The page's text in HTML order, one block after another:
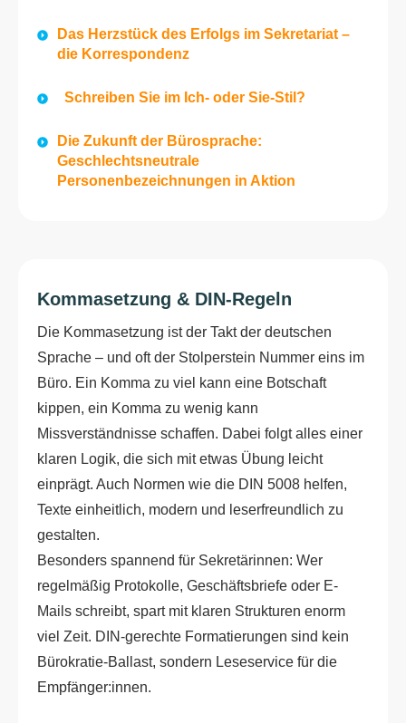
Das Herzstück des Erfolgs im Sekretariat –
die Korrespondenz
Schreiben Sie im Ich- oder Sie-Stil?
Die Zukunft der Bürosprache:
Geschlechtsneutrale
Personenbezeichnungen in Aktion
Kommasetzung & DIN-Regeln
Die Kommasetzung ist der Takt der deutschen
Sprache – und oft der Stolperstein Nummer eins im
Büro. Ein Komma zu viel kann eine Botschaft
kippen, ein Komma zu wenig kann
Missverständnisse schaffen. Dabei folgt alles einer
klaren Logik, die sich mit etwas Übung leicht
einprägt. Auch Normen wie die DIN 5008 helfen,
Texte einheitlich, modern und leserfreundlich zu
gestalten.
Besonders spannend für Sekretärinnen: Wer
regelmäßig Protokolle, Geschäftsbriefe oder E-
Mails schreibt, spart mit klaren Strukturen enorm
viel Zeit. DIN-gerechte Formatierungen sind kein
Bürokratie-Ballast, sondern Leseservice für die
Empfänger:innen.